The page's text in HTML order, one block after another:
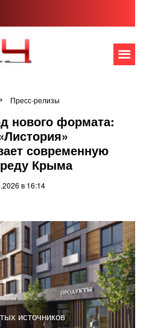
Пресс-релизы
нового формата:
современную
Крыма
в 16:14
источников